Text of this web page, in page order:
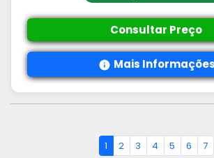
Consultar Preço
Mais Informações
1 2 3 4 5 6 7